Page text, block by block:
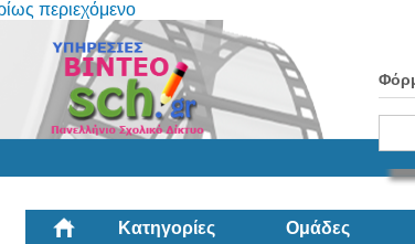
περιεχόμενο
Κατηγορίες Ομάδες